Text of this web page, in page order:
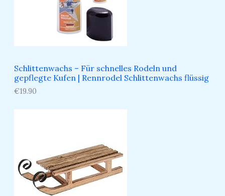
Schlittenwachs – Für schnelles Rodeln und
gepflegte Kufen​ | Rennrodel Schlittenwachs flüssig
€19.90